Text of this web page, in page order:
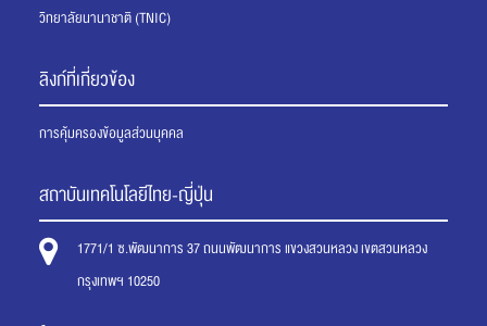
วิทยาลัยนานาชาติ (TNIC)
ลิงก์ที่เกี่ยวข้อง
การคุ้มครองข้อมูลส่วนบุคคล
สถาบันเทคโนโลยีไทย-ญี่ปุ่น
1771/1 ซ.พัฒนาการ 37 ถนนพัฒนาการ แขวงสวนหลวง เขตสวนหลวง
กรุงเทพฯ 10250